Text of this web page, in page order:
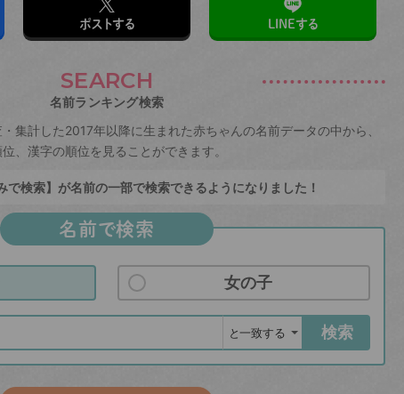
ポストする LINEする
SEARCH
名前ランキング検索
集計した2017年以降に生まれた赤ちゃんの名前データの中から、
、漢字の順位を見ることができます。
で検索】が名前の一部で検索できるようになりました！
名前で検索
女の子
検索